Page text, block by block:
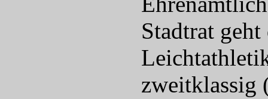
Stadtrat
zweitklassig